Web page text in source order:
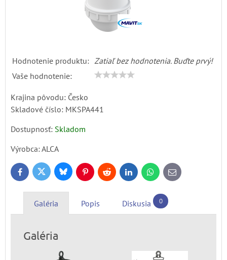
Hodnotenie produktu: Zatiaľ bez hodnotenia. Buďte prvý!
Vaše hodnotenie:
Krajina pôvodu: Česko
Skladové číslo: MKSPA441
Dostupnosť: Skladom
Výrobca:ALCA
FacebookTwitter BlueskyPinterestReddit LinkedInWhatsApp
E-
mail
Galéria Popis Diskusia 0
Galéria